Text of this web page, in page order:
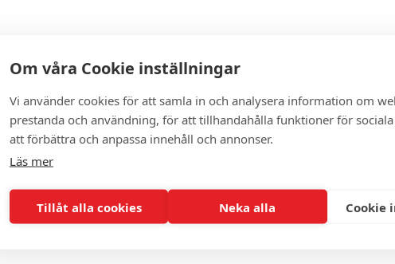
Om våra Cookie inställningar
Vi använder cookies för att samla in och analysera information om
prestanda och användning, för att tillhandahålla funktioner för
att förbättra och anpassa innehåll och annonser.
Läs mer
Tillåt alla cookies Neka alla Cookie